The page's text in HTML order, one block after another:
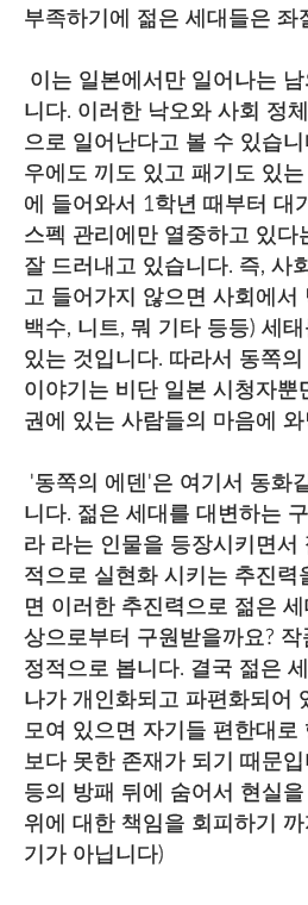
부족하기에 젊은 세대들은 좌
이는 일본에서만 일어나는
니다. 이러한 낙오와 사회 정
으로 일어난다고 볼 수 있습
우에도 끼도 있고 패기도 있
에 들어와서 1학년 때부터 대
스펙 관리에만 열중하고 있다
잘 드러내고 있습니다. 즉, 사
고 들어가지 않으면 사회에서
백수, 니트, 뭐 기타 등등) 세
있는 것입니다. 따라서 동쪽
이야기는 비단 일본 시청자뿐
권에 있는 사람들의 마음에
'동쪽의 에덴'은 여기서 동화
니다. 젊은 세대를 대변하는
라 라는 인물을 등장시키면서
적으로 실현화 시키는 추진력
면 이러한 추진력으로 젊은 세
상으로부터 구원받을까요?
정적으로 봅니다. 결국 젊은
나가 개인화되고 파편화되어
모여 있으면 자기들 편한대로
보다 못한 존재가 되기 때문
등의 방패 뒤에 숨어서 현실
위에 대한 책임을 회피하기
기가 아닙니다)